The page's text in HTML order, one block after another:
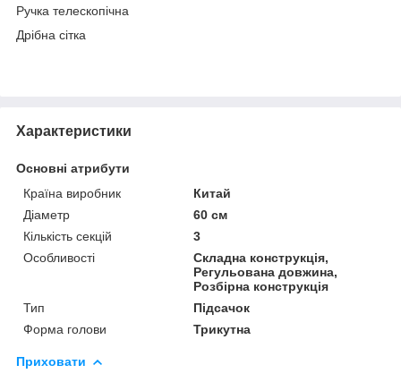
Ручка телескопічна
Дрібна сітка
Характеристики
Основні атрибути
Країна виробник
Китай
Діаметр
60 см
Кількість секцій
3
Особливості
Складна конструкція,
Регульована довжина,
Розбірна конструкція
Тип
Підсачок
Форма голови
Трикутна
Приховати